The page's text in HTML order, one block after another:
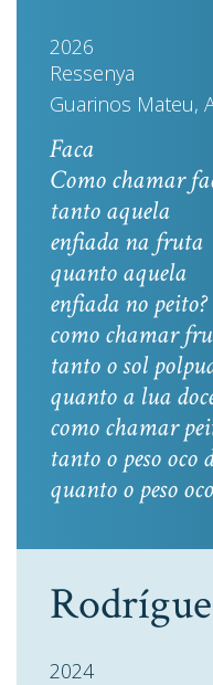
2026
Ressenya
Guarinos Mateu,
Faca
Como chamar
tanto aquela
enfiada na fruta
quanto aquela
enfiada no peito?
como chamar
tanto o sol
quanto a lua
como chamar
tanto o peso oco
quanto o peso
2024